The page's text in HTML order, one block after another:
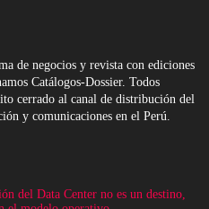
de negocios y revista con ediciones
Catálogos-Dossier. Todos
cerrado al canal de distribución del
y comunicaciones en el Perú.
del Data Center no es un destino,